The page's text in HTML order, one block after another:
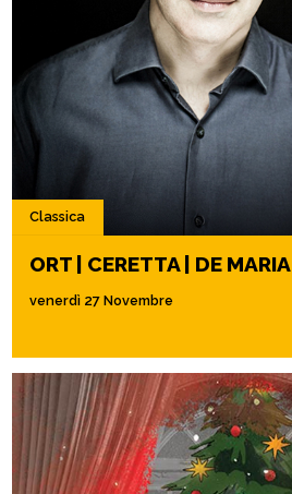
Classica
ORT | CERETTA | DE MARIA
venerdì 27 Novembre